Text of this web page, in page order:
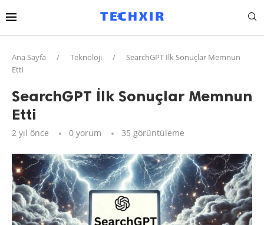
Ana Sayfa / Teknoloji /
SearchGPT İlk Sonuçlar Memnun
Etti
SearchGPT İlk Sonuçlar Memnun
Etti
2 yıl önce 0 yorum 35 görüntüleme